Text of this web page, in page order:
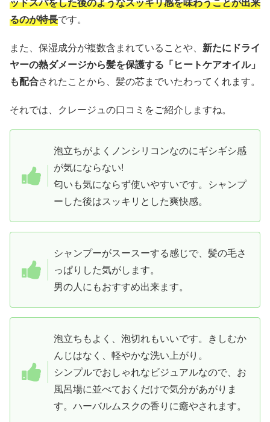
るのが特長です。
また、保湿成分が複数含まれていることや、 新たにドライ
ヤーの熱ダメージから髪を保護する「ヒートケアオイル」
も配合されたことから、髪の芯までいたわってくれます。
それでは、クレージュの口コミをご紹介しますね。
泡立ちがよくノンシリコンなのにギシギシ感
が気にならない!
匂いも気にならず使いやすいです。シャンプ
ーした後はスッキリとした爽快感。
シャンプーがスースーする感じで、髪の毛さ
っぱりした気がします。
男の人にもおすすめ出来ます。
泡立ちもよく、泡切れもいいです。きしむか
んじはなく、軽やかな洗い上がり。
シンプルでおしゃれなビジュアルなので、お
風呂場に並べておくだけで気分があがりま
す。ハーバルムスクの香りに癒やされます。